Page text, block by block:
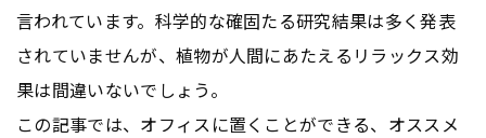
言われています。科学的な確固たる研究結果は多く発表
されていませんが、植物が人間にあたえるリラックス効
果は間違いないでしょう。
この記事では、オフィスに置くことができる、オススメ